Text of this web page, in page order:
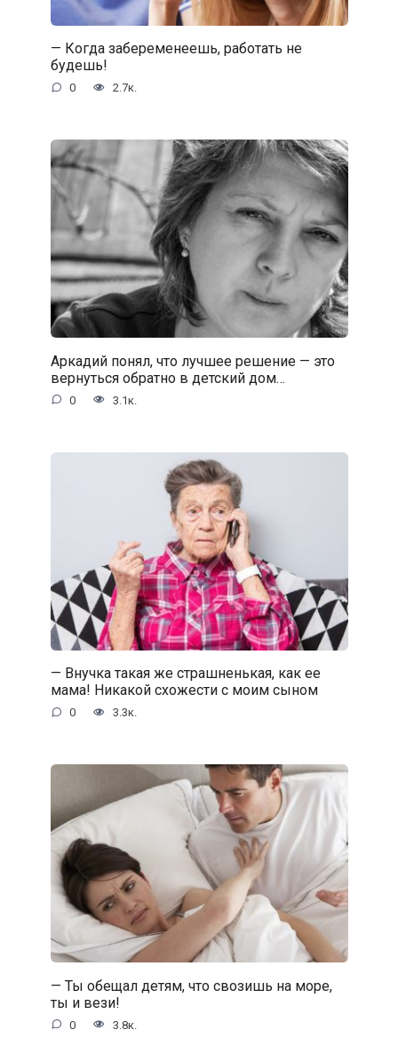
— Когда забеременеешь, работать не
будешь!
0 2.7к.
Аркадий понял, что лучшее решение — это
вернуться обратно в детский дом…
0 3.1к.
— Внучка такая же страшненькая, как ее
мама! Никакой схожести с моим сыном
0 3.3к.
— Ты обещал детям, что свозишь на море,
ты и вези!
0 3.8к.